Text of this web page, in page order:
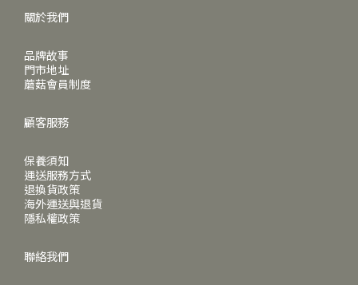
關於我們
品牌故事
門市地址
蘑菇會員制度
顧客服務
保養須知
運送服務方式
退換貨政策
海外運送與退貨
隱私權政策
聯絡我們